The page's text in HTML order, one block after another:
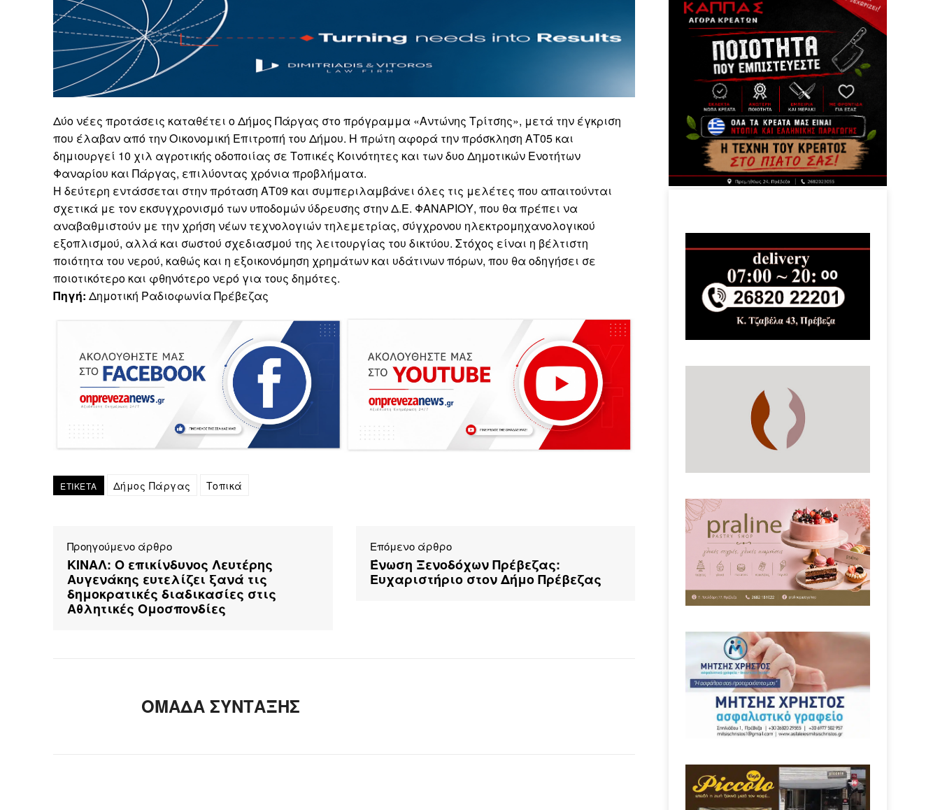
Δύο νέες προτάσεις καταθέτει ο Δήμος Πάργας στο πρόγραμμα «Aντώνης Τρίτσης», μετά την έγκριση
που έλαβαν από την Οικονομική Επιτροπή του Δήμου. Η πρώτη αφορά την πρόσκληση ΑΤ05 και
δημιουργεί 10 χιλ αγροτικής οδοποιίας σε Τοπικές Κοινότητες και των δυο Δημοτικών Ενοτήτων
Φαναρίου και Πάργας, επιλύοντας χρόνια προβλήματα.
Η δεύτερη εντάσσεται στην πρόταση ΑΤ09 και συμπεριλαμβάνει όλες τις μελέτες που απαιτούνται
σχετικά με τον εκσυγχρονισμό των υποδομών ύδρευσης στην Δ.Ε. ΦΑΝΑΡΙΟΥ, που θα πρέπει να
αναβαθμιστούν με την χρήση νέων τεχνολογιών τηλεμετρίας, σύγχρονου ηλεκτρομηχανολογικού
εξοπλισμού, αλλά και σωστού σχεδιασμού της λειτουργίας του δικτύου. Στόχος είναι η βέλτιστη
ποιότητα του νερού, καθώς και η εξοικονόμηση χρημάτων και υδάτινων πόρων, που θα οδηγήσει σε
ποιοτικότερο και φθηνότερο νερό για τους δημότες.
Πηγή: Δημοτική Ραδιοφωνία Πρέβεζας
ΕΤΙΚΕΤΑ Δήμος Πάργας Τοπικά
Προηγούμενο άρθρο
ΚΙΝΑΛ: Ο επικίνδυνος Λευτέρης
Αυγενάκης ευτελίζει ξανά τις
δημοκρατικές διαδικασίες στις
Αθλητικές Ομοσπονδίες
Επόμενο άρθρο
Ένωση Ξενοδόχων Πρέβεζας:
Ευχαριστήριο στον Δήμο Πρέβεζας
ΟΜΑΔΑ ΣΥΝΤΑΞΗΣ